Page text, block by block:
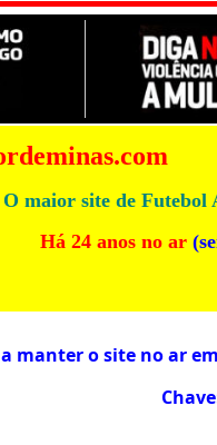
O maior site de Futebol
Há 24 anos no ar
manter o site no ar em